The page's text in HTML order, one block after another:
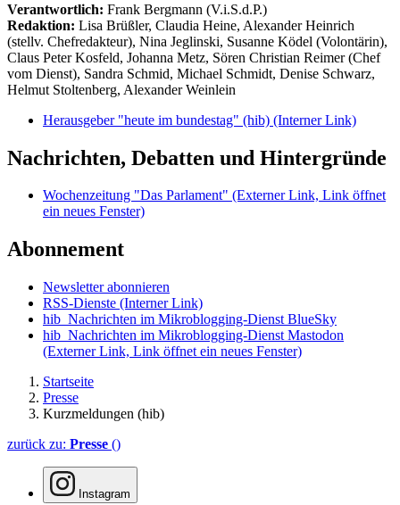
Verantwortlich: Frank Bergmann (V.i.S.d.P.)
Redaktion: Lisa Brüßler, Claudia Heine, Alexander Heinrich
(stellv. Chefredakteur), Nina Jeglinski, Susanne Ködel (Volontärin),
Claus Peter Kosfeld, Johanna Metz, Sören Christian Reimer (Chef
vom Dienst), Sandra Schmid, Michael Schmidt, Denise Schwarz,
Helmut Stoltenberg, Alexander Weinlein
Herausgeber "heute im bundestag" (hib) (Interner Link)
Nachrichten, Debatten und Hintergründe
Wochenzeitung "Das Parlament" (Externer Link, Link öffnet
ein neues Fenster)
Abonnement
Newsletter abonnieren
RSS-Dienste (Interner Link)
hib_Nachrichten im Mikroblogging-Dienst BlueSky
hib_Nachrichten im Mikroblogging-Dienst Mastodon
(Externer Link, Link öffnet ein neues Fenster)
Startseite
Presse
Kurzmeldungen (hib)
zurück zu: Presse ()
Instagram